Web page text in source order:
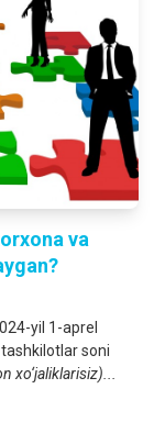
va
yil 1-aprel
tashkilotlar soni
xo‘jaliklarisiz)...